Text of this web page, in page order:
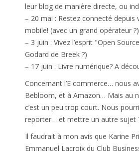
leur blog de manière directe, ou
– 20 mai : Restez connecté depuis
mobile! (avec un grand opérateur ?)
– 3 juin : Vivez l’esprit "Open
Godard de Breek ?)
– 17 juin : Livre numérique? A
Concernant l’E commerce… nous
Bebloom, et à Amazon… Mais au
c’est un peu trop court. Nous
reporter… et mettre un autre sujet
Il faudrait à mon avis que Karine
Emmanuel Lacroix du Club